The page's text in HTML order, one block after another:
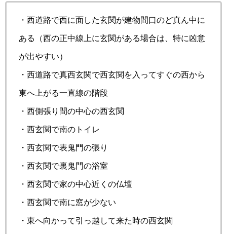
・西道路で西に面した玄関が建物間口のど真ん中に
ある（西の正中線上に玄関がある場合は、特に凶意
が出やすい）
・西道路で真西玄関で西玄関を入ってすぐの西から
東へ上がる一直線の階段
・西側張り間の中心の西玄関
・西玄関で南のトイレ
・西玄関で表鬼門の張り
・西玄関で裏鬼門の浴室
・西玄関で家の中心近くの仏壇
・西玄関で南に窓が少ない
・東へ向かって引っ越して来た時の西玄関